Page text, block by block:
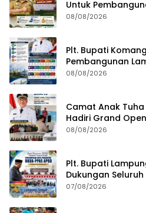
Untuk
08/08/2026
Plt. Bupati
Pembangunan
pada SDM,
08/08/2026
Camat Anak Tuha
Hadiri Grand
Aji Tua Lampung
08/08/2026
Plt. Bupati
Dukungan Seluruh
RKUA-PPAS APBD
07/08/2026